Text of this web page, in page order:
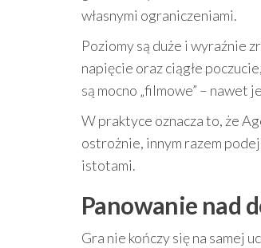
własnymi ograniczeniami.
Poziomy są duże i wyraźnie
napięcie oraz ciągłe
są mocno „filmowe” – nawet
W praktyce oznacza to, że
ostrożnie, innym razem
istotami.
Panowanie nad
Gra nie kończy się na samej